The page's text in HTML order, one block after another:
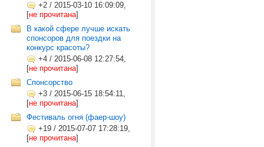
+2 / 2015-03-10 16:09:09,
[не прочитана]
В какой сфере лучше искать
спонсоров для поездки на
конкурс красоты?
+4 / 2015-06-08 12:27:54,
[не прочитана]
Спонсорство
+3 / 2015-06-15 18:54:11,
[не прочитана]
Фестиваль огня (фаер-шоу)
+19 / 2015-07-07 17:28:19,
[не прочитана]